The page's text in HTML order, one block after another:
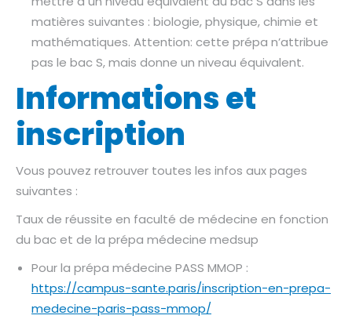
matières suivantes : biologie, physique, chimie et
mathématiques. Attention: cette prépa n’attribue
pas le bac S, mais donne un niveau équivalent.
Informations et
inscription
Vous pouvez retrouver toutes les infos aux pages
suivantes :
Taux de réussite en faculté de médecine en fonction
du bac et de la prépa médecine medsup
Pour la prépa médecine PASS MMOP :
https://campus-sante.paris/inscription-en-prepa-
medecine-paris-pass-mmop/